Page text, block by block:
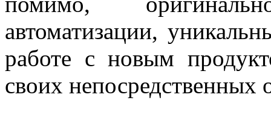
автоматизации,
работе с новым
своих непосредственных